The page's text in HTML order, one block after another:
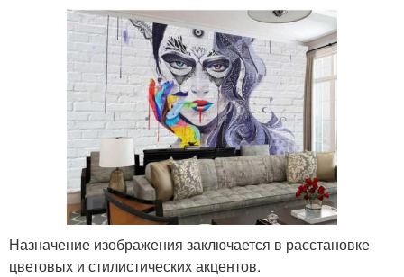
Назначение изображения заключается в расстановке
цветовых и стилистических акцентов.